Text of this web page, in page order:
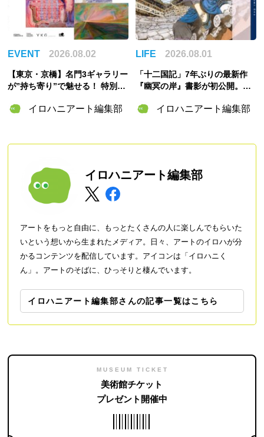
EVENT 2026.08.02
【東京・京橋】名門3ギャラリー
が”持ち寄り”で魅せる！ 特別企
SHI」Gallery & Bakery Tokyo
イロハニアート編集部
LIFE 2026.08.01
「十二国記」7年ぶりの最新作
『幽冥の岸』書影が初公開。山
在・琅燦イロハニアート編集部
イロハニアート編集部
アートをもっと自由に、もっとたくさんの人に楽しんでもらいた
いという想いから生まれたメディア。日々、アートのイロハが分
かるコンテンツを配信しています。アイコンは「イロハニく
ん」。アートのそばに、ひっそりと棲んでいます。
イロハニアート編集部さんの記事一覧はこちら
MUSEUM TICKET
美術館チケット
プレゼント開催中